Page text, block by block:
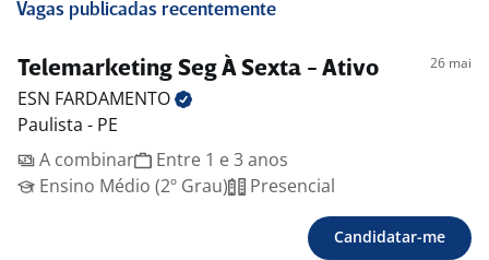
Vagas publicadas recentemente
Telemarketing Seg À Sexta - Ativo 26 mai
ESN FARDAMENTO
Paulista - PE
A combinar
Entre 1 e 3 anos
Ensino Médio (2º Grau)
Presencial
Candidatar-me